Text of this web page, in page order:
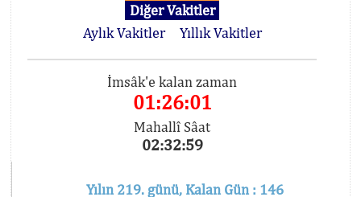
Diğer Vakitler
Aylık Vakitler
Yıllık Vakitler
İmsâk'e kalan zaman
01:26:01
Mahallî Sâat
02:32:59
Yılın 219. günü, Kalan Gün : 146